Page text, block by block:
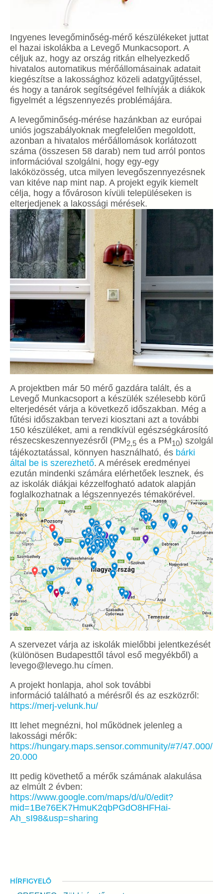
Ingyenes levegőminőség-mérő készülékeket juttat
el hazai iskolákba a Levegő Munkacsoport. A
céljuk az, hogy az ország ritkán elhelyezkedő
hivatalos automatikus mérőállomásainak adatait
kiegészítse a lakossághoz közeli adatgyűjtéssel,
és hogy a tanárok segítségével felhívják a diákok
figyelmét a légszennyezés problémájára.
A levegőminőség-mérése hazánkban az európai
uniós jogszabályoknak megfelelően megoldott,
azonban a hivatalos mérőállomások korlátozott
száma (összesen 58 darab) nem tud arról pontos
információval szolgálni, hogy egy-egy
lakóközösség, utca milyen levegőszennyezésnek
van kitéve nap mint nap. A projekt egyik kiemelt
célja, hogy a fővároson kívüli településeken is
elterjedjenek a lakossági mérések.
A projektben már 50 mérő gazdára talált, és a
Levegő Munkacsoport a készülék szélesebb körű
elterjedését várja a következő időszakban. Még a
fűtési időszakban tervezi kiosztani azt a további
150 készüléket, ami a rendkívül egészségkárosító
részecskeszennyezésről (PM2,5 és a PM10) szolgál
tájékoztatással, könnyen használható, és bárki
által be is szerezhető. A mérések eredményei
ezután mindenki számára elérhetőek lesznek, és
az iskolák diákjai kézzelfogható adatok alapján
foglalkozhatnak a légszennyezés témakörével.
A szervezet várja az iskolák mielőbbi jelentkezését
(különösen Budapesttől távol eső megyékből) a
levego@levego.hu címen.
A projekt honlapja, ahol sok további
információ található a mérésről és az eszközről:
https://merj-velunk.hu/
Itt lehet megnézni, hol működnek jelenleg a
lakossági mérők:
https://hungary.maps.sensor.community/#7/47.000/
20.000
Itt pedig követhető a mérők számának alakulása
az elmúlt 2 évben:
https://www.google.com/maps/d/u/0/edit?
mid=1Be76EK7HmuK2qbPGdO8HFHai-
Ah_sI98&usp=sharing
HÍRFIGYELŐ